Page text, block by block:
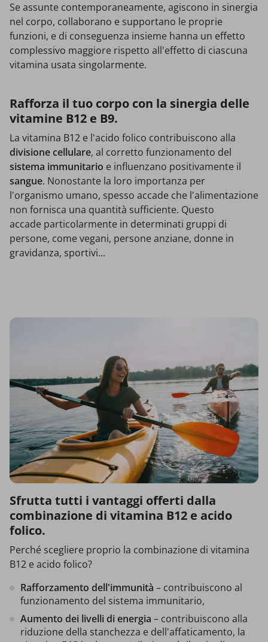
Se assunte contemporaneamente, agiscono in sinergia
nel corpo, collaborano e supportano le proprie
funzioni, e di conseguenza insieme hanna un effetto
complessivo maggiore rispetto all'effetto di ciascuna
vitamina usata singolarmente.
Rafforza il tuo corpo con la sinergia delle
vitamine B12 e B9.
La vitamina B12 e l'acido folico contribuiscono alla
divisione cellulare, al corretto funzionamento del
sistema immunitario e influenzano positivamente il
sangue. Nonostante la loro importanza per
l'organismo umano, spesso accade che l'alimentazione
non fornisca una quantità sufficiente. Questo
accade particolarmente in determinati gruppi di
persone, come vegani, persone anziane, donne in
gravidanza, sportivi...
Sfrutta tutti i vantaggi offerti dalla
combinazione di vitamina B12 e acido
folico.
Perché scegliere proprio la combinazione di vitamina
B12 e acido folico?
Rafforzamento dell'immunità – contribuiscono al
funzionamento del sistema immunitario,
Aumento dei livelli di energia – contribuiscono alla
riduzione della stanchezza e dell'affaticamento, la